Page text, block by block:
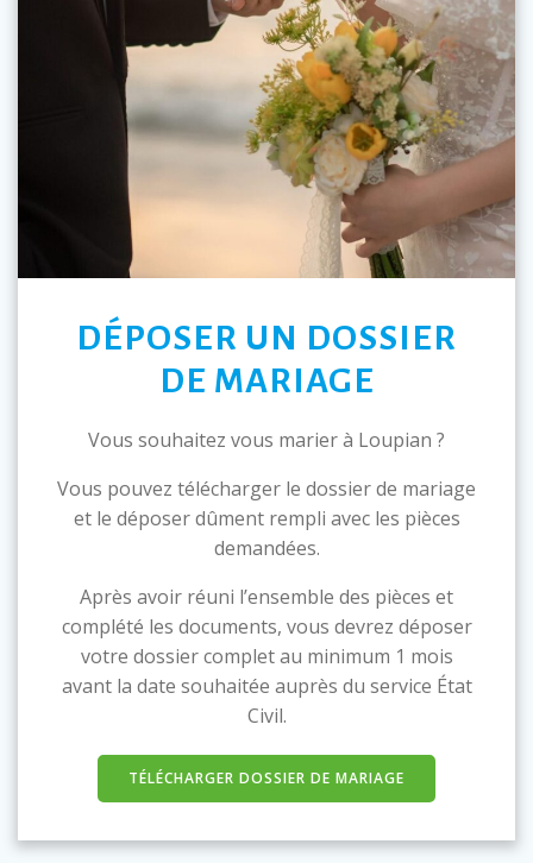
DÉPOSER UN DOSSIER
DE MARIAGE
Vous souhaitez vous marier à Loupian ?
Vous pouvez télécharger le dossier de mariage
et le déposer dûment rempli avec les pièces
demandées.
Après avoir réuni l’ensemble des pièces et
complété les documents, vous devrez déposer
votre dossier complet au minimum 1 mois
avant la date souhaitée auprès du service État
Civil.
TÉLÉCHARGER DOSSIER DE MARIAGE